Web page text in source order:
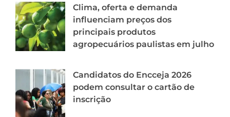
Clima, oferta e demanda
influenciam preços dos
principais produtos
agropecuários paulistas em julho
Candidatos do Encceja 2026
podem consultar o cartão de
inscrição